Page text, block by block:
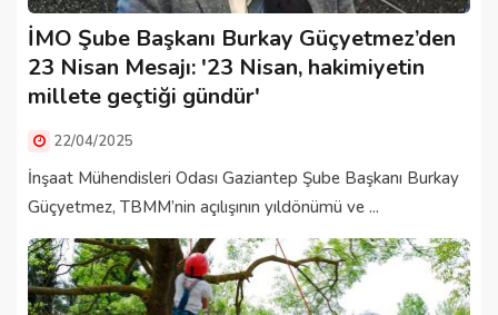
İMO Şube Başkanı Burkay Güçyetmez’den
23 Nisan Mesajı: '23 Nisan, hakimiyetin
millete geçtiği gündür'
22/04/2025
İnşaat Mühendisleri Odası Gaziantep Şube Başkanı Burkay
Güçyetmez, TBMM’nin açılışının yıldönümü ve ...